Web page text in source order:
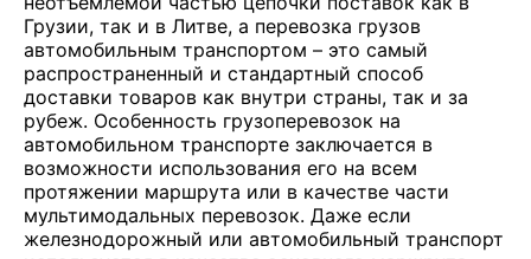
Грузии, так и в Литве, а перевозка грузов
автомобильным транспортом – это самый
распространенный и стандартный способ
доставки товаров как внутри страны, так и за
рубеж. Особенность грузоперевозок на
автомобильном транспорте заключается в
возможности использования его на всем
протяжении маршрута или в качестве части
мультимодальных перевозок. Даже если
железнодорожный или автомобильный транспорт